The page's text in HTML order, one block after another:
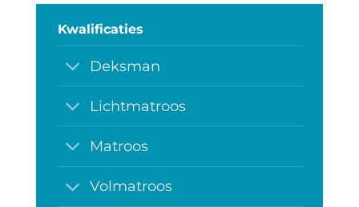
Kwalificaties
Deksman
Lichtmatroos
Matroos
Volmatroos